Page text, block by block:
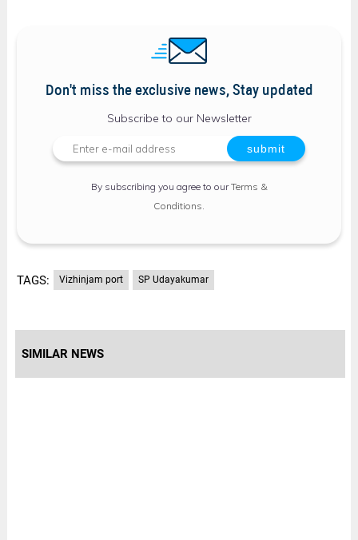
Don't miss the exclusive news, Stay updated
Subscribe to our Newsletter
By subscribing you agree to ourTerms &
Conditions
TAGS: Vizhinjam port SP Udayakumar
SIMILAR NEWS